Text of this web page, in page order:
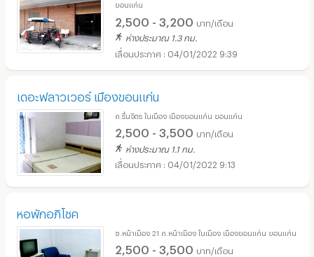
ขอนแก่น
2,500 - 3,200 บาท/เดือน
ห่างประมาณ 1.3 กม.
04/01/2022 9:39
เดอะฟลาวเวอร์ เมืองขอนแก่น
ถ.รื่นจิตร ในเมือง เมืองขอนแก่น ขอนแก่น
2,500 - 3,500 บาท/เดือน
ห่างประมาณ 1.1 กม.
04/01/2022 9:13
หอพักอภิโชค
ซ.หน้าเมือง 21 ถ.หน้าเมือง ในเมือง เมืองขอนแก่น ขอนแก่น
2,500 - 3,500 บาท/เดือน